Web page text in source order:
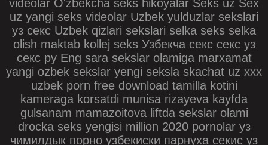
videolar O'zbekcha seks hikoyalar Seks uz Sex
uz yangi seks videolar Uzbek yulduzlar sekslari
уз секс Uzbek qizlari sekslari selka seks selka
olish maktab kollej seks Узбекча секс секс уз
секс ру Eng sara sekslar olamiga marxamat
yangi ozbek sekslar yengi seksla skachat uz xxx
uzbek porn free download tamilla kotini
kameraga korsatdi munisa rizayeva kayfda
gulsanam mamazoitova liftda sekslar olami
drocka seks yengisi million 2020 pornolar уз
чимилдык порно узбекиски парнуха секис уз